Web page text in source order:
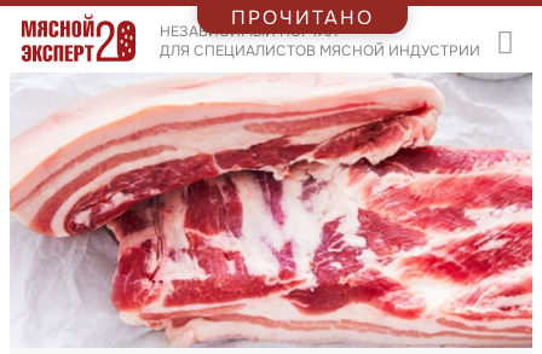
НЕЗАВИСИМЫЙ ПОРТАЛ
ДЛЯ СПЕЦИАЛИСТОВ МЯСНОЙ ИНДУСТРИИ
ПРОЧИТАНО